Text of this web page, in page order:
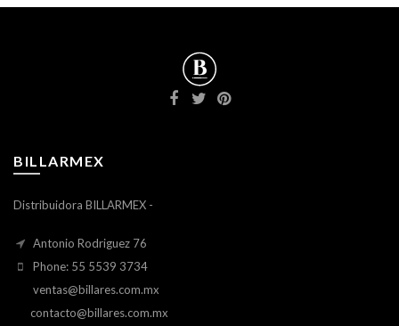
BILLARMEX
Distribuidora BILLARMEX -
Antonio Rodriguez 76
Phone: 55 5539 3734
ventas@billares.com.mx
contacto@billares.com.mx